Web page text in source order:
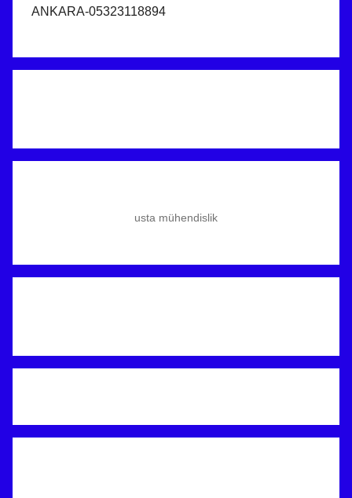
ANKARA-05323118894
usta mühendislik